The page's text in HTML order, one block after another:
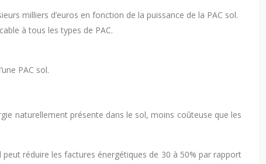
milliers d’euros en fonction de la puissance de la PAC sol.
à tous les types de PAC.
PAC sol.
naturellement présente dans le sol, moins coûteuse que les
réduire les factures énergétiques de 30 à 50% par rapport